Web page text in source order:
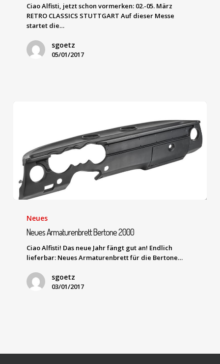
Ciao Alfisti, jetzt schon vormerken: 02.-05. März
RETRO CLASSICS STUTTGART Auf dieser Messe
startet die…
sgoetz
05/01/2017
Neues
Neues Armaturenbrett Bertone 2000
Ciao Alfisti! Das neue Jahr fängt gut an! Endlich
lieferbar: Neues Armaturenbrett für die Bertone…
sgoetz
03/01/2017